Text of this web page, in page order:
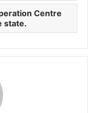
Centre
state.